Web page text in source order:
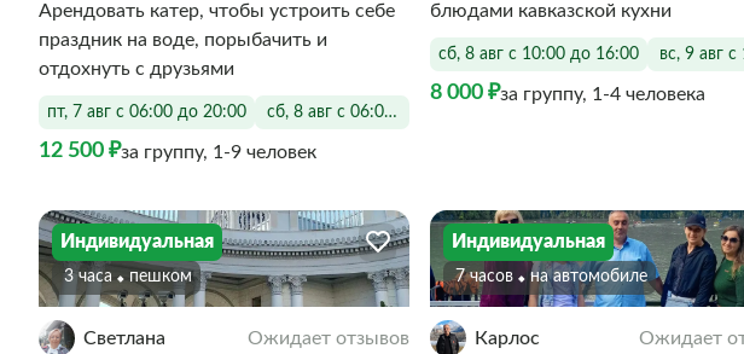
Арендовать катер, чтобы устроить себе
праздник на воде, порыбачить и
отдохнуть с друзьями
пт, 7 авг с 06:00 до 20:00 сб, 8 авг с 06:00 до 20:00
12 500 ₽за группу, 1-9 человек
блюдами кавказской кухни
сб, 8 авг с 10:00 до 16:00 вс, 9 авг
8 000 ₽за группу, 1-4 человека
Индивидуальная
3 часа Пешком
Светлана Ожидает отзывов
Индивидуальная
7 часов На автомобиле
Карлос Ожидает